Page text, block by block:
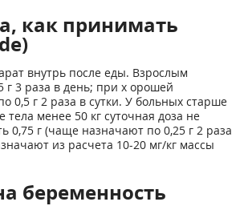
как принимать
внутрь после еды. Взрослым
г 3 раза в день; при х орошей
0,5 г 2 раза в сутки. У больных старше
тела менее 50 кг суточная доза не
0,75 г (чаще назначают по 0,25 г 2 раза
из расчета 10-20 мг/кг массы
беременность